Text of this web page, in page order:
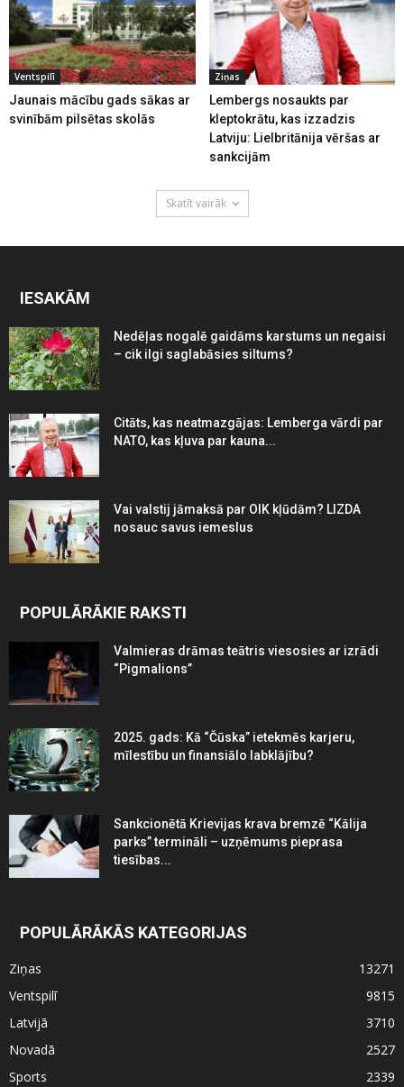
Ventspilī
Jaunais mācību gads sākas ar
svinībām pilsētas skolās
Ziņas
Lembergs nosaukts par
kleptokrātu, kas izzadzis
Latviju: Lielbritānija vēršas ar
sankcijām
Skatīt vairāk
IESAKĀM
Nedēļas nogalē gaidāms karstums un negaisi
– cik ilgi saglabāsies siltums?
Citāts, kas neatmazgājas: Lemberga vārdi par
NATO, kas kļuva par kauna...
Vai valstij jāmaksā par OIK kļūdām? LIZDA
nosauc savus iemeslus
POPULĀRĀKIE RAKSTI
Valmieras drāmas teātris viesosies ar izrādi
“Pigmalions”
2025. gads: Kā “Čūska” ietekmēs karjeru,
mīlestību un finansiālo labklājību?
Sankcionētā Krievijas krava bremzē “Kālija
parks” termināli – uzņēmums pieprasa
tiesības...
POPULĀRĀKĀS KATEGORIJAS
Ziņas
13271
Ventspilī
9815
Latvijā
3710
Novadā
2527
Sports
2339